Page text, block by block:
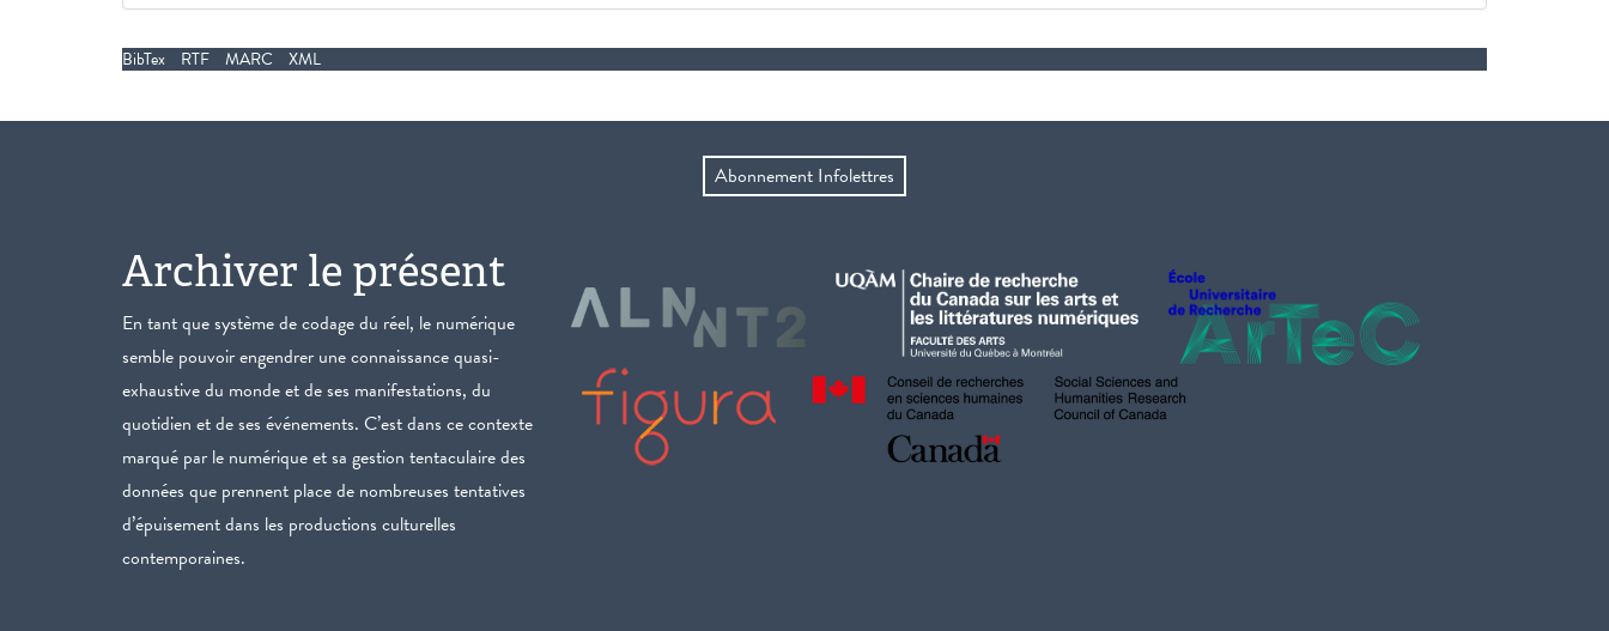
BibTex RTF MARC XML
Abonnement Infolettres
Archiver le présent
En tant que système de codage du réel, le numérique
semble pouvoir engendrer une connaissance quasi-
exhaustive du monde et de ses manifestations, du
quotidien et de ses événements. C’est dans ce contexte
marqué par le numérique et sa gestion tentaculaire des
données que prennent place de nombreuses tentatives
d’épuisement dans les productions culturelles
contemporaines.